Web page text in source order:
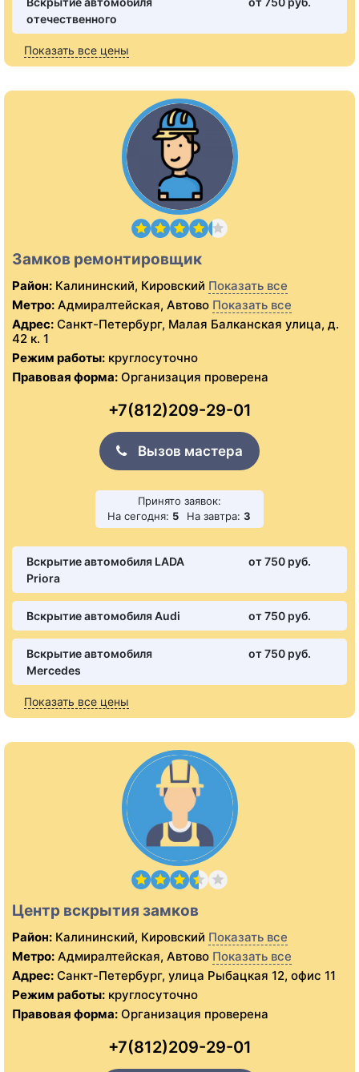
отечественного
Показать все цены
Замков ремонтировщик
Район: Калининский, Кировский Показать все
Метро: Адмиралтейская, Автово Показать все
Адрес: Санкт-Петербург, Малая Балканская улица, д.
42 к. 1
Режим работы: круглосуточно
Правовая форма: Организация проверена
+7(812)209-29-01
Вызов мастера
Принято заявок:
На сегодня: 5 На завтра: 3
Вскрытие автомобиля LADA
Priora
от 750 pуб.
Вскрытие автомобиля Audi от 750 pуб.
Вскрытие автомобиля
Mercedes
от 750 pуб.
Показать все цены
Центр вскрытия замков
Район: Калининский, Кировский Показать все
Метро: Адмиралтейская, Автово Показать все
Адрес: Санкт-Петербург, улица Рыбацкая 12, офис 11
Режим работы: круглосуточно
Правовая форма: Организация проверена
+7(812)209-29-01